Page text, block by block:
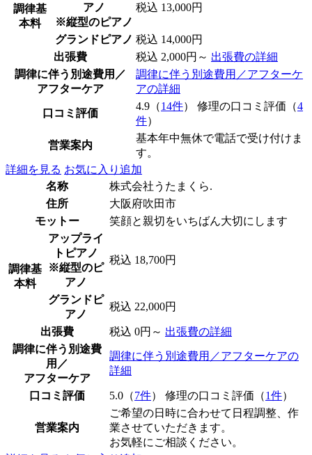
調律基
本料
アノ
※縦型のピアノ
税込 13,000円
グランドピアノ 税込 14,000円
出張費
税込 2,000円～ 出張費の詳細
調律に伴う別途費用／
アフターケア
調律に伴う別途費用／アフターケ
アの詳細
口コミ評価
4.9（14件） 修理の口コミ評価（4
件）
営業案内
基本年中無休で電話で受け付けま
す。
詳細を見る お気に入り追加
名称
株式会社うたまくら.
住所
大阪府吹田市
モットー
笑顔と親切をいちばん大切にします
調律基
本料
アップライ
トピアノ
※縦型のピ
アノ
税込 18,700円
グランドピ
アノ
税込 22,000円
出張費 税込 0円～ 出張費の詳細
調律に伴う別途費
用／
アフターケア
調律に伴う別途費用／アフターケアの
詳細
口コミ評価 5.0（7件） 修理の口コミ評価（1件）
営業案内
ご希望の日時に合わせて日程調整、作
業させていただきます。
お気軽にご相談ください。